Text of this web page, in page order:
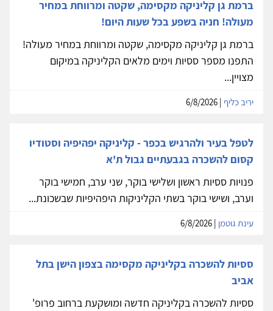
ברמת גן קליניקה מקסימה, שקטה ומרווחת במחיר
מעולה! חניה בשפע בכל שעות היום!
ברמת גן קליניקה מקסימה, שקטה ומרווחת במחיר מעולה!
התפנו מספר ססיות וימים מלאים הקליניקה במיקום
מצויין...
יריב כליף
לטפל בעיר ולהרגיש בכפר - קליניקה יפהיפיה וסטודיו
קסום להשכרה בגבעתיים גבול ת'א
פנויות ססיות ראשון ושלישי בוקר, שני ערב, חמישי בוקר
וערב, ושישי בוקר בשתי הקליניקות היפהיפיות שבשכונת...
עינת גוטמן
ססיות להשכרה בקליניקה מקסימה בצפון הישן בתל
אביב
ססיות להשכרה בקליניקה חדשה ומושקעת ברחוב פרופ'